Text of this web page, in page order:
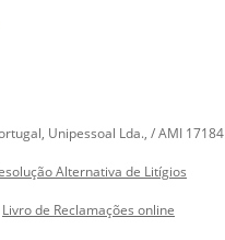
Unipessoal Lda., / AMI 17184
Alternativa de Litígios
Livro de Reclamações online